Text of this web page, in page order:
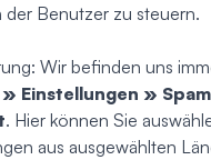
der Benutzer zu steuern.
Wir befinden uns
» Einstellungen »
. Hier können Sie
aus ausgewählten